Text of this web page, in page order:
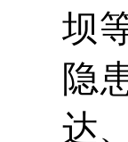
坝
隐
达